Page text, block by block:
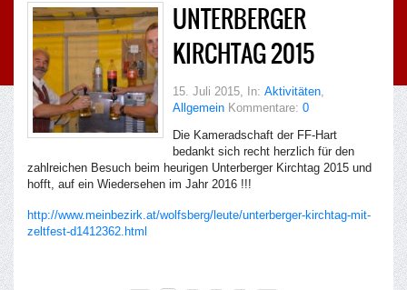
UNTERBERGER
KIRCHTAG 2015
15. Juli 2015, In: Aktivitäten,
Allgemein Kommentare: 0
Die Kameradschaft der FF-Hart
bedankt sich recht herzlich für den
zahlreichen Besuch beim heurigen Unterberger Kirchtag 2015 und
hofft, auf ein Wiedersehen im Jahr 2016 !!!
http://www.meinbezirk.at/wolfsberg/leute/unterberger-kirchtag-mit-
zeltfest-d1412362.html